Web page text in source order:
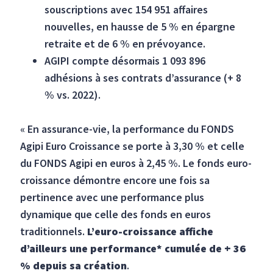
souscriptions avec 154 951 affaires
nouvelles, en hausse de 5 % en épargne
retraite et de 6 % en prévoyance.
AGIPI compte désormais 1 093 896
adhésions à ses contrats d’assurance (+ 8
% vs. 2022).
« En assurance-vie, la performance du FONDS
Agipi Euro Croissance se porte à 3,30 % et celle
du FONDS Agipi en euros à 2,45 %. Le fonds euro-
croissance démontre encore une fois sa
pertinence avec une performance plus
dynamique que celle des fonds en euros
traditionnels. L’euro-croissance affiche
d’ailleurs une performance* cumulée de + 36
% depuis sa création.